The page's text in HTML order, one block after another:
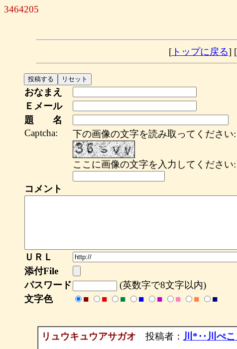
3464205
[トップに戻る] [
おなまえ
Ｅメール
題 名
Captcha:
下の画像の文字を読み取ってください:
ここに画像の文字を入力してください:
コメント
ＵＲＬ
添付File
パスワード
(英数字で8文字以内)
文字色
■ ■ ■ ■ ■ ■ ■ ■
リュウキュウアサガオ 投稿者： 川*‥川ぺこ